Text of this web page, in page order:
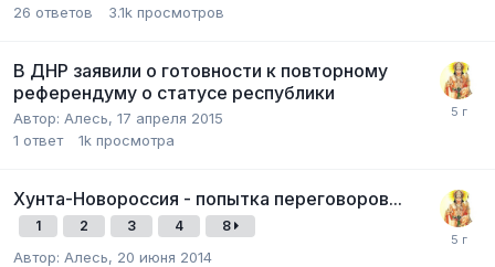
26 ответов 3.1k просмотров
В ДНР заявили о готовности к повторному
референдуму о статусе республики
Автор: Алесь, 17 апреля 2015
1 ответ 1k просмотра
Хунта-Новороссия - попытка переговоров...
1 2 3 4 8
Автор: Алесь, 20 июня 2014